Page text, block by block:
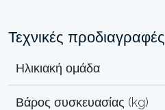
Τεχνικές προδιαγραφές
Ηλικιακή ομάδα
Βάρος συσκευασίας (kg)